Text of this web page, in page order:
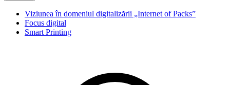
Viziunea în domeniul digitalizării „Internet of Packs”
Focus digital
Smart Printing